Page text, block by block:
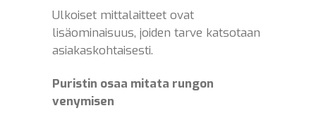
Ulkoiset mittalaitteet ovat
lisäominaisuus, joiden tarve katsotaan
asiakaskohtaisesti.
Puristin osaa mitata rungon
venymisen